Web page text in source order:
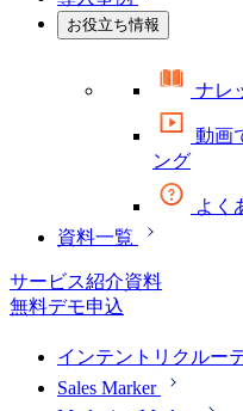
お役立ち情報
ナレ
動画
ング
よく
資料一覧
サービス紹介資料
無料デモ申込
インテントリクルー
Sales Marker